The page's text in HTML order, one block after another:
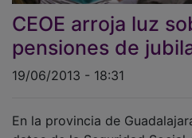
CEOE arroja luz
pensiones de
datos de la Seguridad Social